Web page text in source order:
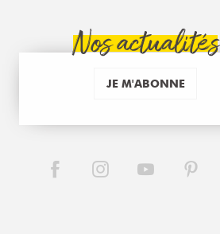
Nos actualités
JE M'ABONNE